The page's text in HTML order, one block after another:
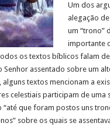
Um dos
alegação
um “trono”
importante
os textos bíblicos falam
Senhor assentado sobre um
alguns textos mencionam a
celestiais participam de
que foram postos uns
sobre os quais se